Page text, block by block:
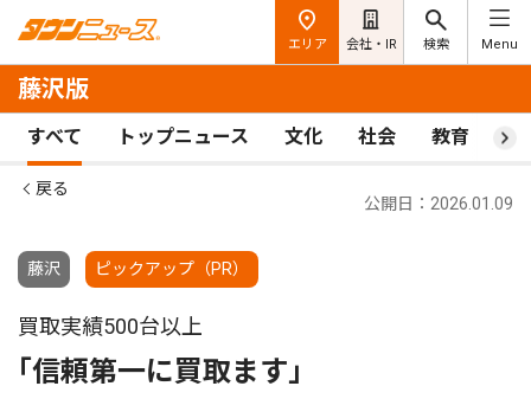
エリア 会社・IR 検索 Menu
藤沢版
すべて トップニュース 文化 社会 教育 ス
戻る
藤沢 ピックアップ（PR）
公開日：2026.01.09
買取実績500台以上
｢信頼第一に買取ます｣